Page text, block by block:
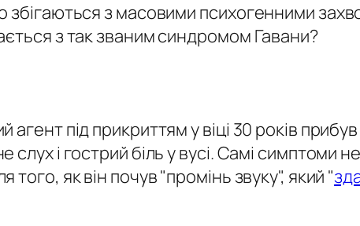
збігаються з масовими психогенними
з так званим синдромом Гавани?
під прикриттям у віці 30 років
слух і гострий біль у вусі. Самі симптоми
як він почув "промінь звуку", який "